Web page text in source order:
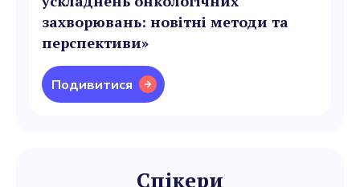
захворювань: новітні методи та
перспективи»
Подивитися
Спікери